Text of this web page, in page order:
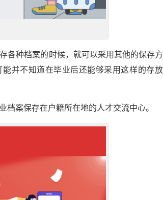
各种档案的时候，就可以采用其他的保存
并不知道在毕业后还能够采用这样的存
案保存在户籍所在地的人才交流中心。